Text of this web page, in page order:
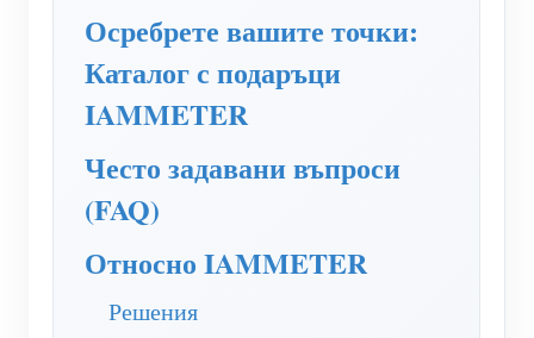
Фабричен енергиен мониторинг
Блогове
Програма за награди
За нас
Осребрете вашите точки:
Каталог с подаръци
IAMMETER
Често задавани въпроси
(FAQ)
Относно IAMMETER
Решения